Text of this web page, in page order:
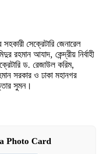
সেক্রেটারি জেনারেল
রহমান আযাদ, কেন্দ্রীয় নির্বাহী
ড. রেজাউল করিম,
সরকার ও ঢাকা মহানগর
সুমন।
Photo Card